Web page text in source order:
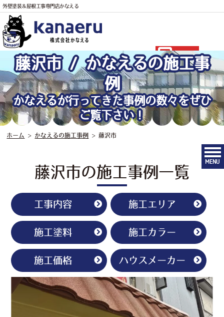
外壁塗装＆屋根工事専門店かなえる
電話
MENU
藤沢市 / かなえるの施工事
例
かなえるが行ってきた事例の数々をぜひ
ご覧下さい！
ホーム > かなえるの施工事例 > 藤沢市
藤沢市の施工事例一覧
工事内容 施工エリア
施工塗料 施工カラー
施工価格 ハウスメーカー